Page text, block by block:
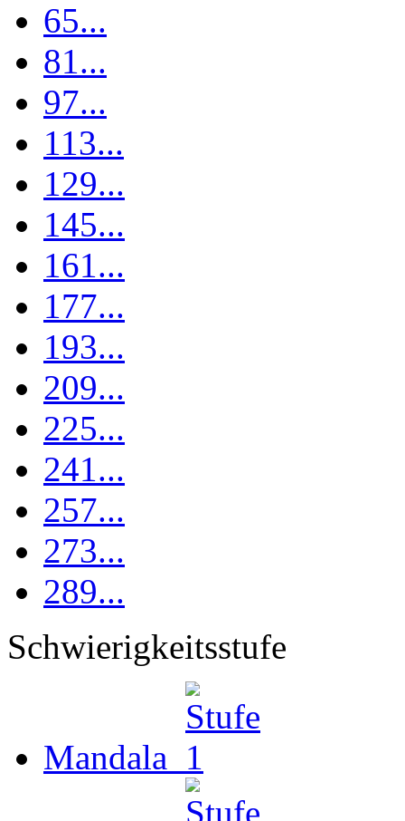
65...
81...
97...
113...
129...
145...
161...
177...
193...
209...
225...
241...
257...
273...
289...
Schwierigkeitsstufe
Mandala